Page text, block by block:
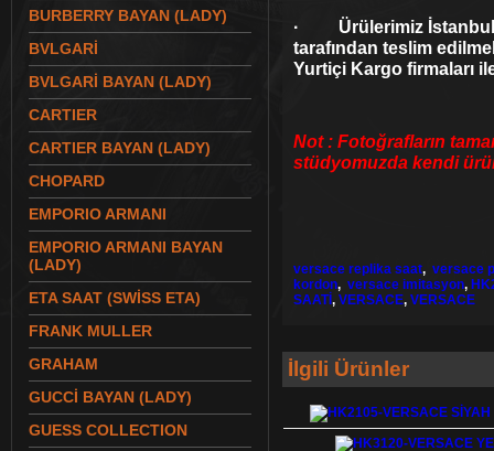
BURBERRY BAYAN (LADY)
BVLGARİ
BVLGARİ BAYAN (LADY)
CARTIER
CARTIER BAYAN (LADY)
CHOPARD
EMPORIO ARMANI
EMPORIO ARMANI BAYAN
(LADY)
ETA SAAT (SWİSS ETA)
FRANK MULLER
GRAHAM
GUCCİ BAYAN (LADY)
GUESS COLLECTION
· Ürülerimiz İstanbul
tarafından teslim
Yurtiçi Kargo firmaları
Not : Fotoğrafların
stüdyomuzda kendi
versace replika saat, versace
kordon, versace imitasyon,
SAATİ, VERSACE, VERSACE
İlgili Ürünler